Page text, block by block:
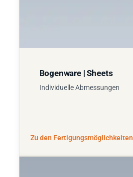
Bogenware | Sheets
Individuelle Abmessungen
Zu den Fertigungsmöglichkeiten